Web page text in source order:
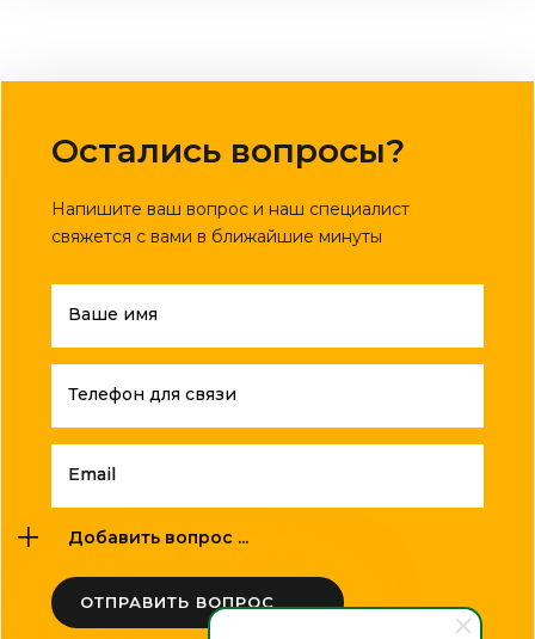
Остались вопросы?
Напишите ваш вопрос и наш специалист
свяжется с вами в ближайшие минуты
Ваше имя
Телефон для связи
Email
Добавить вопрос ...
ОТПРАВИТЬ ВОПРОС